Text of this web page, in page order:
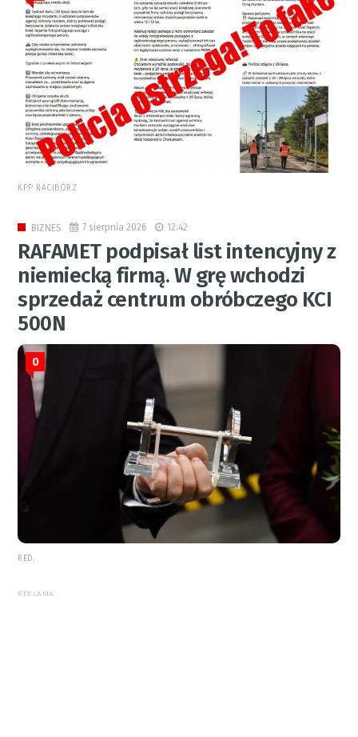
KPP RACIBÓRZ
BIZNES 7 sierpnia 2026 12:42
RAFAMET podpisał list intencyjny z
niemiecką firmą. W grę wchodzi
sprzedaż centrum obróbczego KCI
500N
0
RED.
REKLAMA